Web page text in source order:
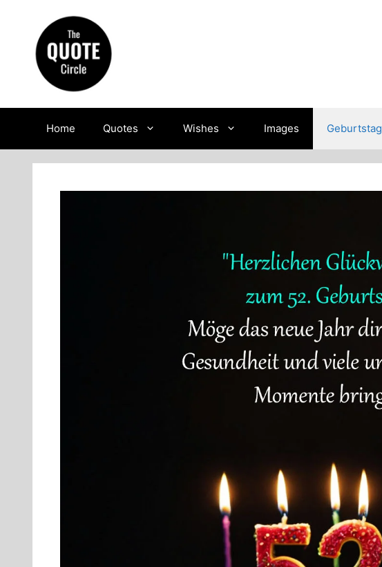
content
Home Quotes Wishes Images Geburtstag